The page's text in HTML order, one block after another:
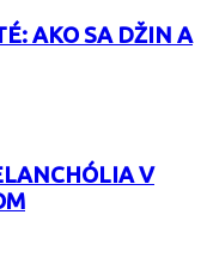
AKO SA DŽIN A
V